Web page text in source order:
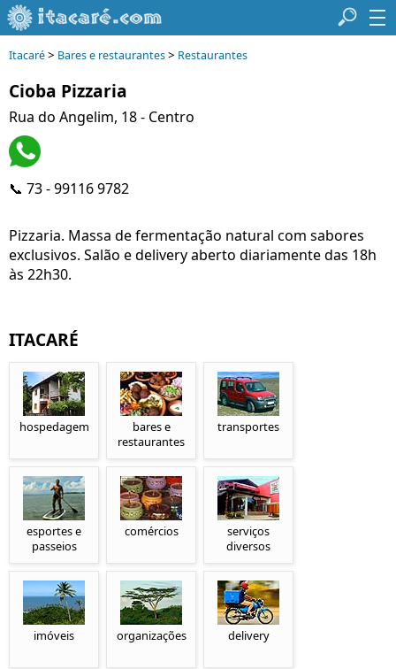
Itacaré> Bares e restaurantes> Restaurantes
Cioba Pizzaria
Rua do Angelim, 18 - Centro
📞 73 - 99116 9782
Pizzaria. Massa de fermentação natural com sabores
exclusivos. Salão e delivery aberto diariamente das 18h
às 22h30.
ITACARÉ
hospedagem
bares e
restaurantes
transportes
esportes e
passeios
comércios
serviços
diversos
imóveis organizações delivery